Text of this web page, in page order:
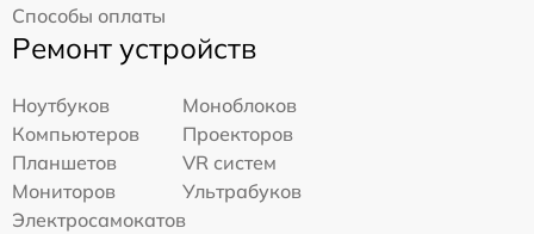
Способы оплаты
Ремонт устройств
Ноутбуков
Моноблоков
Компьютеров
Проекторов
Планшетов
VR систем
Мониторов
Ультрабуков
Электросамокатов